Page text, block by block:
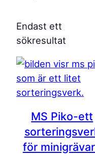
Endast ett
sökresultat
MS Piko-ett
för